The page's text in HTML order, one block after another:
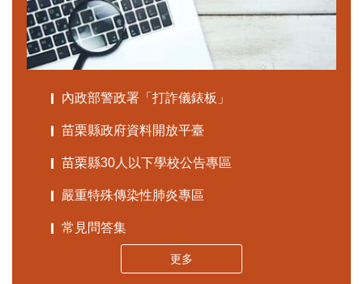
內政部警政署「打詐儀錶板」
苗栗縣政府資料開放平臺
苗栗縣30人以下學校公告專區
嚴重特殊傳染性肺炎專區
常見問答集
更多